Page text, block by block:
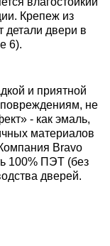
Крепеж из
детали двери в
6).
и приятной
не
- как эмаль,
материалов
Bravo
100% ПЭТ (без
дверей.